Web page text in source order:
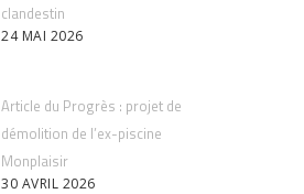
clandestin
24 MAI 2026
Article du Progrès : projet de
démolition de l’ex-piscine
Monplaisir
30 AVRIL 2026